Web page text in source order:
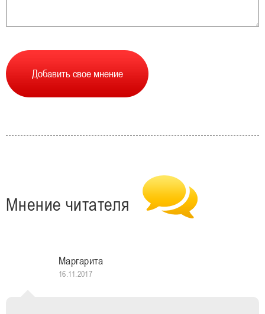
Мнение читателя
Маргарита
16.11.2017